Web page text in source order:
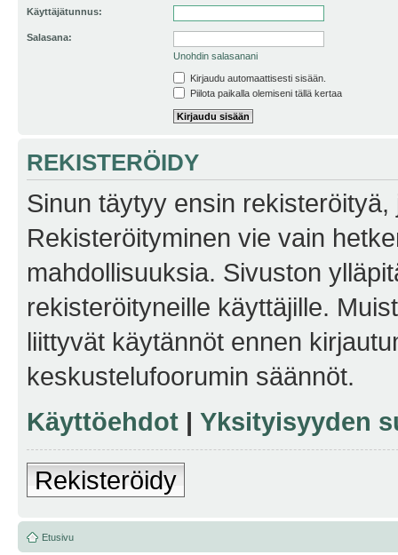
Käyttäjätunnus:
Salasana:
Unohdin salasanani
Kirjaudu automaattisesti sisään.
Piilota paikalla olemiseni tällä kertaa
REKISTERÖIDY
Sinun täytyy ensin
Rekisteröityminen vie vain
mahdollisuuksia. Sivuston
rekisteröityneille käyttäjille.
liittyvät käytännöt ennen
keskustelufoorumin säännöt.
Käyttöehdot | Yksityisyyden
Rekisteröidy
Etusivu